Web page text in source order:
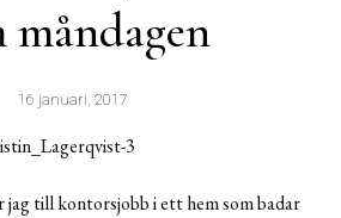
måndagen
16 januari, 2017
jag till kontorsjobb i ett hem som badar